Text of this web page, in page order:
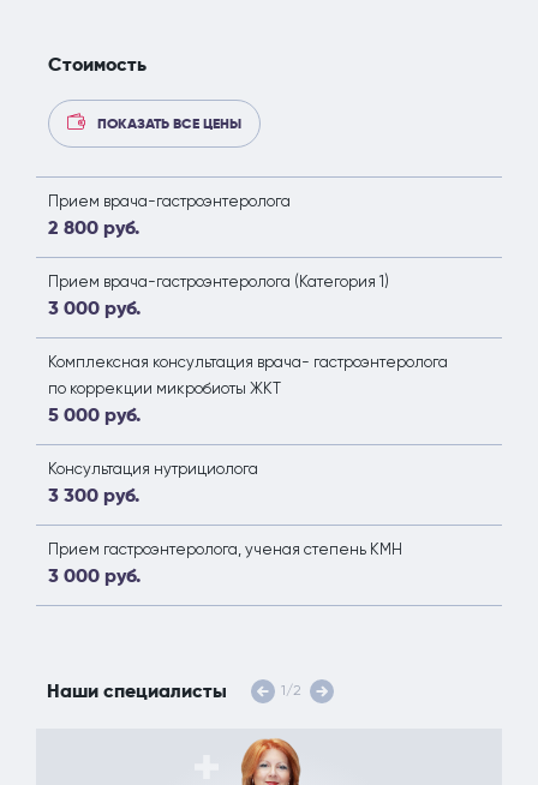
Стоимость
ПОКАЗАТЬ ВСЕ ЦЕНЫ
Прием врача-гастроэнтеролога
2 800 руб.
Прием врача-гастроэнтеролога (Категория 1)
3 000 руб.
Комплексная консультация врача- гастроэнтеролога
по коррекции микробиоты ЖКТ
5 000 руб.
Консультация нутрициолога
3 300 руб.
Прием гастроэнтеролога, ученая степень КМН
3 000 руб.
Наши специалисты 1 /2